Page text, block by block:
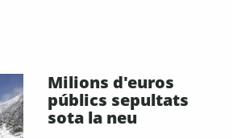
Milions d'euros
públics sepultats
sota la neu